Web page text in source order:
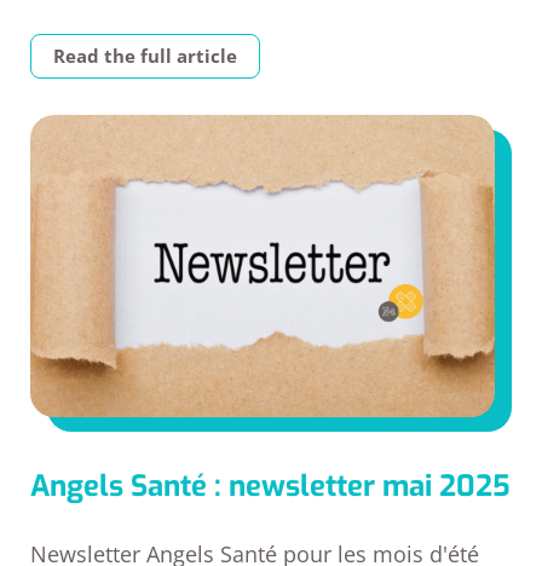
Read the full article
Angels Santé : newsletter mai 2025
Newsletter Angels Santé pour les mois d'été